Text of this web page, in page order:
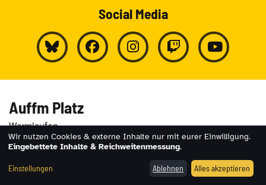
Social Media
Auffm Platz
Warmlaufen
Männer
Jugend
Frauen
Wir nutzen Cookies & externe Inhalte nur mit eurer Einwilligung.
Eingebettete Inhalte & Reichweitenmessung.
Einstellungen Ablehnen Alles akzeptieren